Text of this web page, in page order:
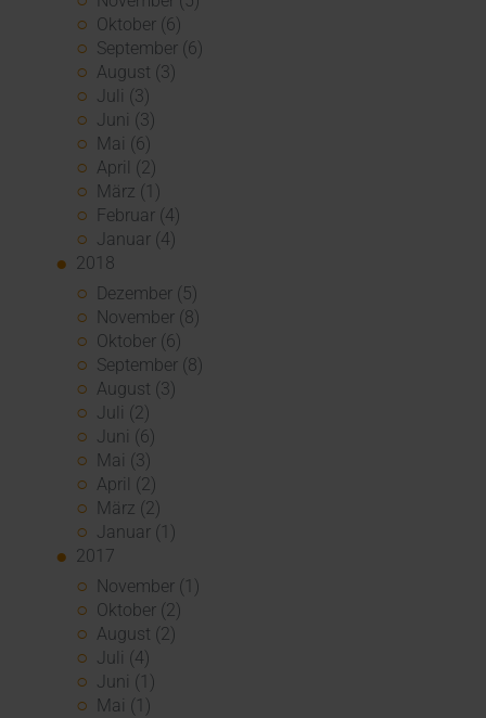
Oktober (6)
September (6)
August (3)
Juli (3)
Juni (3)
Mai (6)
April (2)
März (1)
Februar (4)
Januar (4)
2018
Dezember (5)
November (8)
Oktober (6)
September (8)
August (3)
Juli (2)
Juni (6)
Mai (3)
April (2)
März (2)
Januar (1)
2017
November (1)
Oktober (2)
August (2)
Juli (4)
Juni (1)
Mai (1)